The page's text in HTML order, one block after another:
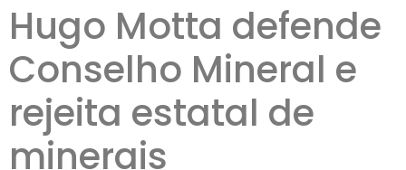
Hugo Motta defende
Conselho Mineral e
rejeita estatal de
minerais